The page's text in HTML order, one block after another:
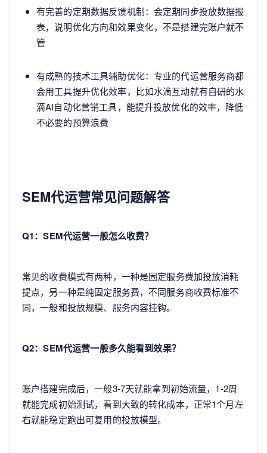
有完善的定期数据反馈机制：会定期同步投放数据报
表，说明优化方向和效果变化，不是搭建完账户就不
管
有成熟的技术工具辅助优化：专业的代运营服务商都
会用工具提升优化效率，比如水滴互动就有自研的水
滴AI自动化营销工具，能提升投放优化的效率，降低
不必要的预算浪费
SEM代运营常见问题解答
Q1：SEM代运营一般怎么收费？
常见的收费模式有两种，一种是固定服务费加投放消耗
提点，另一种是纯固定服务费，不同服务商收费标准不
同，一般和投放规模、服务内容挂钩。
Q2：SEM代运营一般多久能看到效果？
账户搭建完成后，一般3-7天就能拿到初始流量，1-2周
就能完成初始测试，看到大致的转化成本，正常1个月左
右就能稳定跑出可复用的投放模型。